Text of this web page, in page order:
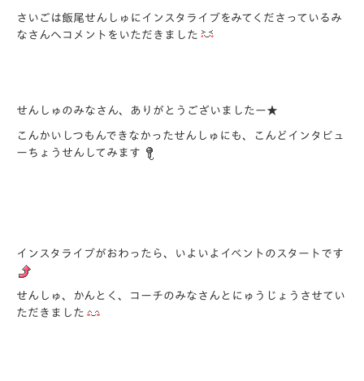
さいごは飯尾せんしゅにインスタライブをみてくださっているみ
なさんへコメントをいただきました
せんしゅのみなさん、ありがとうございましたー★
こんかいしつもんできなかったせんしゅにも、こんどインタビュ
ーちょうせんしてみます
インスタライブがおわったら、いよいよイベントのスタートです
せんしゅ、かんとく、コーチのみなさんとにゅうじょうさせてい
ただきました